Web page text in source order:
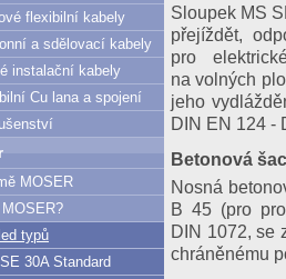
Sloupek MS
přejíždět,
pro
na volných
jeho
DIN EN 124 -
Betonová
Nosná
B 45 (pro
DIN 1072, se
chráněnému
flexibilní kabely
a sdělovací kabely
instalační kabely
Cu lana a spojení
MOSER
MOSER?
typů
30A Standard